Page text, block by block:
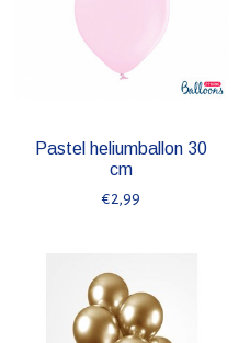
Pastel heliumballon 30
cm
€2,99